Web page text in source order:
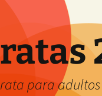
para adultos